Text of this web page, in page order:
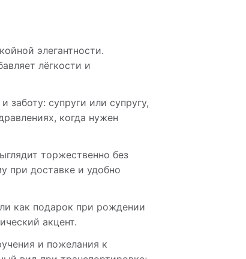
элегантности.
лёгкости и
заботу: супруги или супругу,
когда нужен
торжественно без
при доставке и удобно
как подарок при рождении
акцент.
и пожелания к